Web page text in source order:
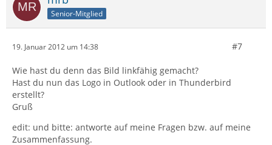
Senior-Mitglied
19. Januar 2012 um 14:38 #7
Wie hast du denn das Bild linkfähig gemacht?
Hast du nun das Logo in Outlook oder in Thunderbird
erstellt?
Gruß
edit: und bitte: antworte auf meine Fragen bzw. auf meine
Zusammenfassung.